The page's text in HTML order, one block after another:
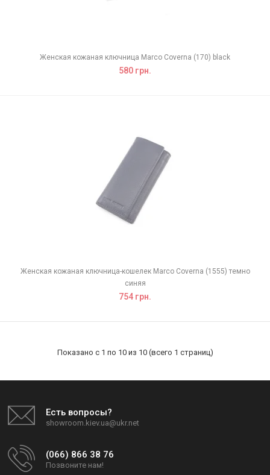
Женская кожаная ключница Marco Coverna (170) black
580 грн.
Женская кожаная ключница-кошелек Marco Coverna (1555) темно
синяя
754 грн.
Показано с 1 по 10 из 10 (всего 1 страниц)
Есть вопросы?
showroom.kiev.ua@ukr.net
(066) 866 38 76
Позвоните нам!